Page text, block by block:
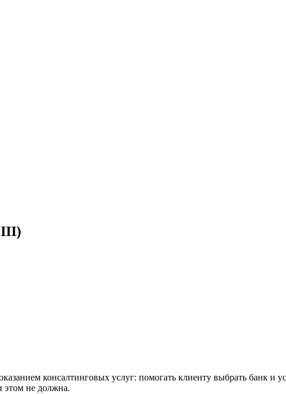
III)
консалтинговых услуг: помогать клиенту выбрать банк и
этом не должна.